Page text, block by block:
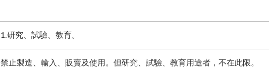
1.研究、試驗、教育。
禁止製造、輸入、販賣及使用。但研究、試驗、教育用途者，不在此限。